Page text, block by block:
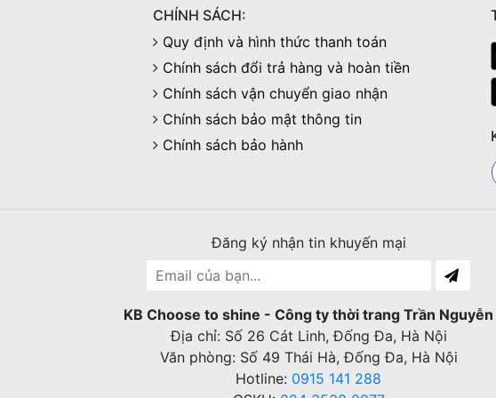
CHÍNH SÁCH:
Quy định và hình thức thanh toán
Chính sách đổi trả hàng và hoàn tiền
Chính sách vận chuyển giao nhận
Chính sách bảo mật thông tin
Chính sách bảo hành
Đăng ký nhận tin khuyến mại
KB Choose to shine - Công ty thời trang Trần Nguyễn
Địa chỉ: Số 26 Cát Linh, Đống Đa, Hà Nội
Văn phòng: Số 49 Thái Hà, Đống Đa, Hà Nội
Hotline: 0915 141 288